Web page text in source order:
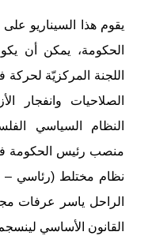
يقوم هذا السيناريو
الحكومة، يمكن أن
اللجنة المركزيّة
الصلاحيات وانفجار
النظام السياسي
نظام مختلط (رئاسي –
الراحل ياسر عرفات
القانون الأساسي